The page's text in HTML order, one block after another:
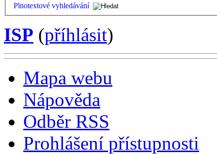
Plnotextové vyhledávání
ISP (příhlásit)
Mapa webu
Nápověda
Odběr RSS
Prohlášení přístupnosti